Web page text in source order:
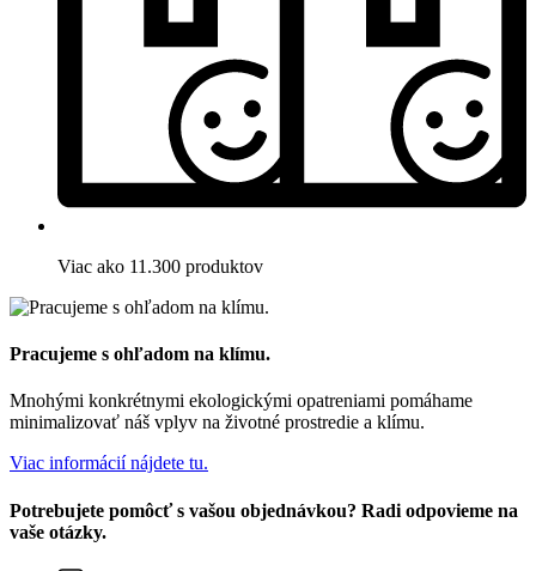
Viac ako 11.300 produktov
Pracujeme s ohľadom na klímu.
Mnohými konkrétnymi ekologickými opatreniami pomáhame
minimalizovať náš vplyv na životné prostredie a klímu.
Viac informácií nájdete tu.
Potrebujete pomôcť s vašou objednávkou? Radi odpovieme na
vaše otázky.